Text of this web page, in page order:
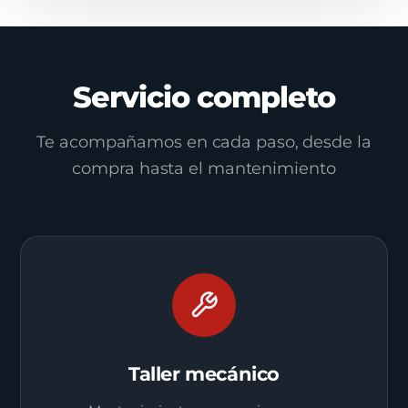
Servicio completo
Te acompañamos en cada paso, desde la
compra hasta el mantenimiento
Taller mecánico